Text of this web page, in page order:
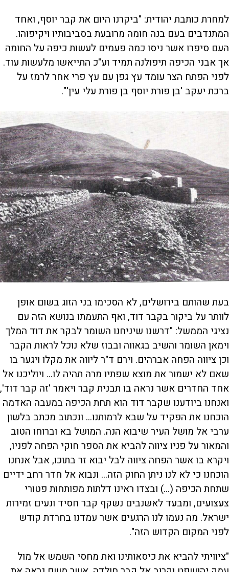
למחרת כותבת יהודית: "ביקרנו היום את קבר יוסף, ואחד
המתנדבים בעם בנה חומה מרובעת בסביבותיו ויקיפוהו.
העם סיפרו אשר ניסו כמה פעמים לעשות כיפה על החומה
אך אבני הכיפה תיפולנה תמיד וע"כ התייאשו מלעשות עוד.
לפני הפתח הצר עומד עץ גפן עם עץ פרי אחר לרמז על
ברכת יעקב 'בן פורת יוסף בן פורת עלי עין'".
בעת שהותם בירושלים, לא הסכימו בני הזוג בשום אופן
לוותר על ביקור בקבר דוד, ואף התעמתו בנושא הזה עם
נציגי הממשל: "דרשנו שיניחנו השומר לבקר את דוד המלך
וימאן השומר והשיב בגאווה ובבוז שלא נוכל לראות הקבר
וכן ציווה הפחה אברהים. וירם ד"ר ליווה את מקלו ויגער בו
שאם לא ישמור את מוצא שפתיו מרה תהיה לו... ויוליכנו אל
אחד החדרים אשר נראה בו תבנית קבר ויאמר 'זה קבר דוד',
ואנחנו ביודענו שקבר דוד הוא תחת הכיפה במעבה האדמה
הוכחנו את הפקיד על שבא לרמותנו... ונכתוב מכתב בלשון
ערבי אל מושל העיר שיבוא הנה. המושל בא וברוחו הטוב
והמאור על פניו ציווה להביא את הספר חוקי הפחה לפניו,
ויקרא בו אשר הפחה ציווה לבל יבוא זר בתוכו, אבל אנחנו
הוכחנו כי לא לנו ניתן החוק הזה... ונבוא אל חדר רחב ידיים
שתחת הכיפה (...) ובצדו ראינו דלתות מפותחות פטורי
צעצועים, ומבעד לאשנבים נשקף קבר חסיד ונעים זמירות
ישראל. מה נעמו לנו הרגעים אשר עמדנו בחרדת קודש
לפני המקום הקדוש הזה".
"ציוויתי להביא את כיסאותינו ואת מחסי השמש אל מול